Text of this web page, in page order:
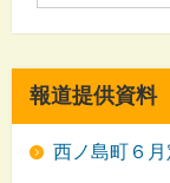
報道提供資料
西ノ島町６